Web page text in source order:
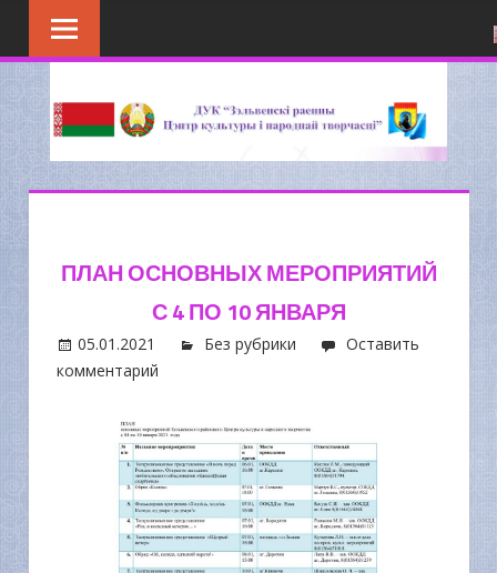
Перейти
ПЛАН ОСНОВНЫХ МЕРОПРИЯТИЙ
С 4 ПО 10 ЯНВАРЯ
05.01.2021 Без рубрики
Оставить
комментарий